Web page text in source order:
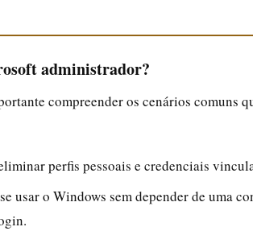
administrador?
compreender os cenários comuns
perfis pessoais e credenciais
usar o Windows sem depender de uma